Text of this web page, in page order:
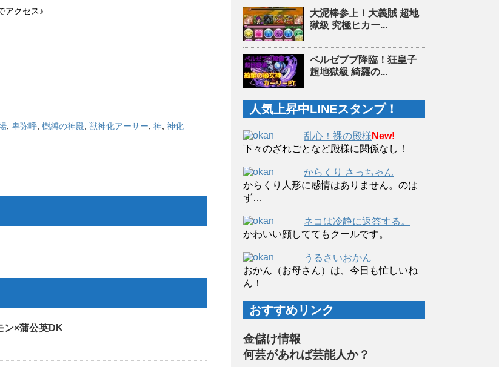
アクセス♪
卑弥呼 樹縛の神殿 獣神化アーサー 神 神化
ン×蒲公英DK
大泥棒参上！大義賊 超地
獄級 究極ヒカー...
ベルゼブブ降臨！狂皇子
超地獄級 綺羅の...
人気上昇中LINEスタンプ！
乱心！裸の殿様 New!
下々のざれごとなど殿様に関係なし！
からくり さっちゃん
からくり人形に感情はありません。のは
ず…
ネコは冷静に返答する。
かわいい顔しててもクールです。
うるさいおかん
おかん（お母さん）は、今日も忙しいね
ん！
おすすめリンク
金儲け情報
何芸があれば芸能人か？